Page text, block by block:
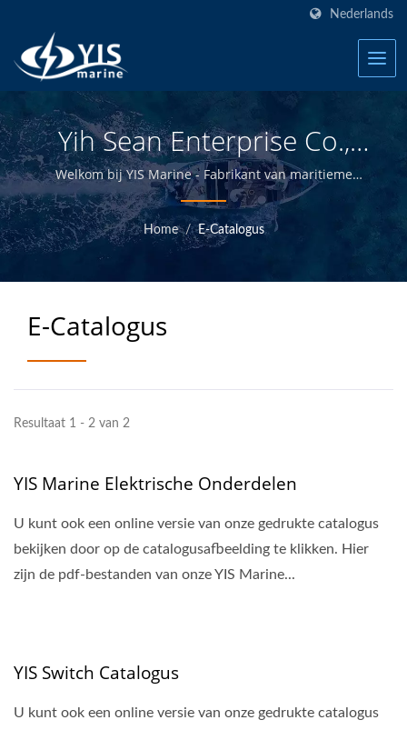
Nederlands
Yih Sean Enterprise Co.,
Ltd.
Welkom bij YIS Marine - Fabrikant van maritieme
elektrische producten in Taiwan.
Home / E-Catalogus
E-Catalogus
Resultaat 1 - 2 van 2
YIS Marine Elektrische Onderdelen
U kunt ook een online versie van onze gedrukte catalogus
bekijken door op de catalogusafbeelding te klikken. Hier
zijn de pdf-bestanden van onze YIS Marine...
YIS Switch Catalogus
U kunt ook een online versie van onze gedrukte catalogus